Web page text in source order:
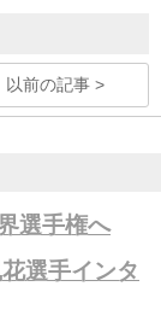
以前の記事 >
選手権へ
選手インタ